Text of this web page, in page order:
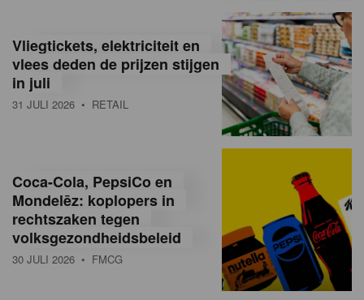
g
ë
e
a
Vliegtickets, elektriciteit en
vlees deden de prijzen stijgen
in juli
31 JULI 2026 • RETAIL
Coca-Cola, PepsiCo en
Mondelēz: koplopers in
rechtszaken tegen
volksgezondheidsbeleid
30 JULI 2026 • FMCG